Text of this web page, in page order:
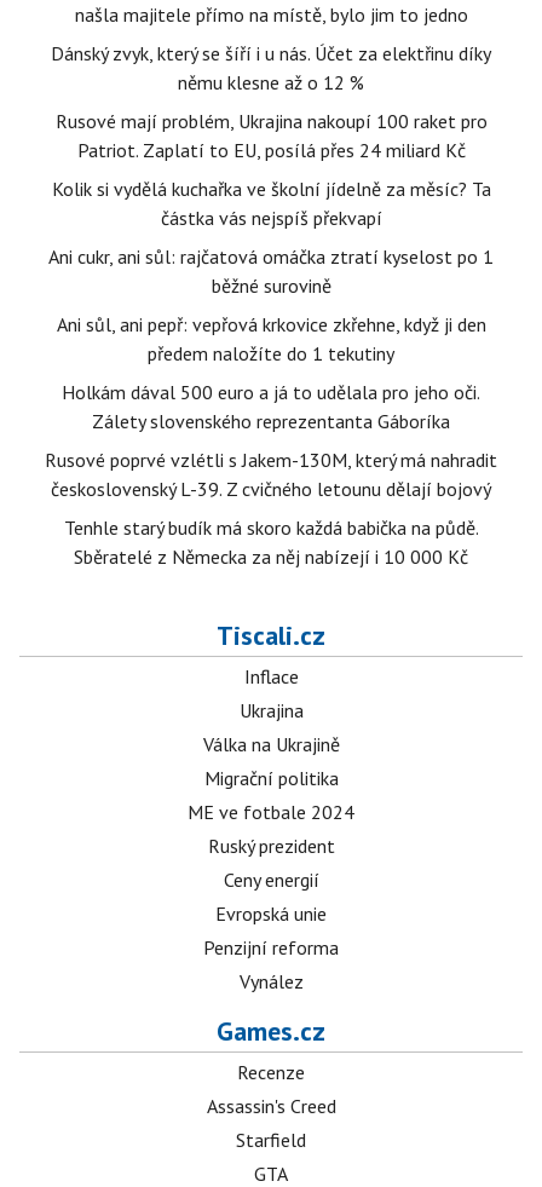
našla majitele přímo na místě, bylo jim to jedno
Dánský zvyk, který se šíří i u nás. Účet za elektřinu díky
němu klesne až o 12 %
Rusové mají problém, Ukrajina nakoupí 100 raket pro
Patriot. Zaplatí to EU, posílá přes 24 miliard Kč
Kolik si vydělá kuchařka ve školní jídelně za měsíc? Ta
částka vás nejspíš překvapí
Ani cukr, ani sůl: rajčatová omáčka ztratí kyselost po 1
běžné surovině
Ani sůl, ani pepř: vepřová krkovice zkřehne, když ji den
předem naložíte do 1 tekutiny
Holkám dával 500 euro a já to udělala pro jeho oči.
Zálety slovenského reprezentanta Gáboríka
Rusové poprvé vzlétli s Jakem-130M, který má nahradit
československý L-39. Z cvičného letounu dělají bojový
Tenhle starý budík má skoro každá babička na půdě.
Sběratelé z Německa za něj nabízejí i 10 000 Kč
Tiscali.cz
Inflace
Ukrajina
Válka na Ukrajině
Migrační politika
ME ve fotbale 2024
Ruský prezident
Ceny energií
Evropská unie
Penzijní reforma
Vynález
Games.cz
Recenze
Assassin's Creed
Starfield
GTA